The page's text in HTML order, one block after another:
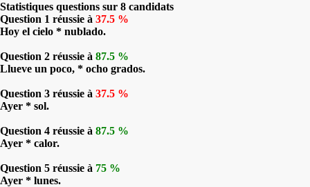
Statistiques questions sur 8 candidats
Question 1 réussie à 37.5 %
Hoy el cielo * nublado.
Question 2 réussie à 87.5 %
Llueve un poco, * ocho grados.
Question 3 réussie à 37.5 %
Ayer * sol.
Question 4 réussie à 87.5 %
Ayer * calor.
Question 5 réussie à 75 %
Ayer * lunes.